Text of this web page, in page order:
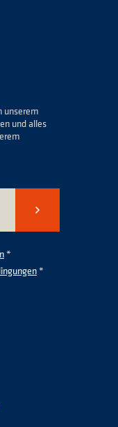
unserem
und alles
Senden
*
*